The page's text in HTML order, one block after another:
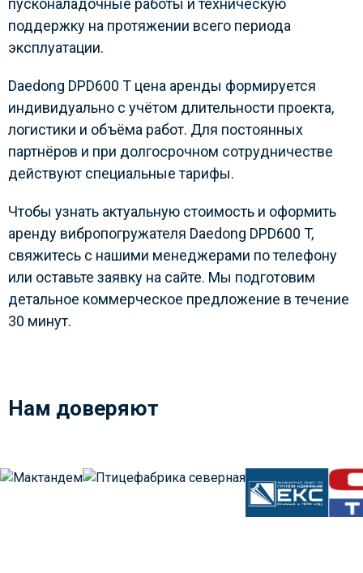
поддержку на протяжении всего периода
эксплуатации.
Daedong DPD600 T цена аренды формируется
индивидуально с учётом длительности проекта,
логистики и объёма работ. Для постоянных
партнёров и при долгосрочном сотрудничестве
действуют специальные тарифы.
Чтобы узнать актуальную стоимость и оформить
аренду вибропогружателя Daedong DPD600 T,
свяжитесь с нашими менеджерами по телефону
или оставьте заявку на сайте. Мы подготовим
детальное коммерческое предложение в течение
30 минут.
Нам доверяют